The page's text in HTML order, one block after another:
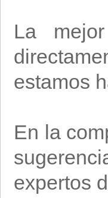
La
estamos
En la
expertos